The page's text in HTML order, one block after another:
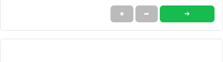
★ ➦ ➜